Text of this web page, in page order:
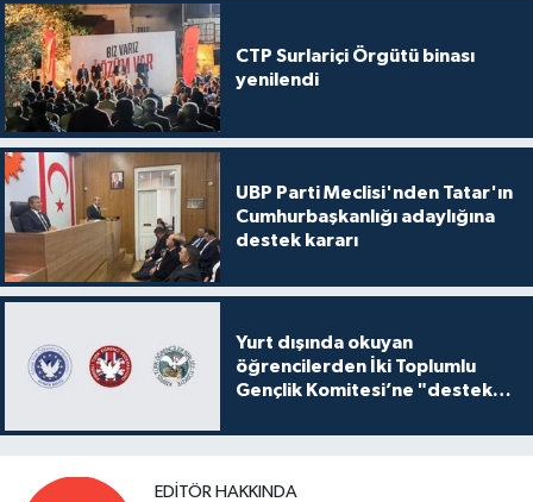
CTP Surlariçi Örgütü binası
yenilendi
UBP Parti Meclisi'nden Tatar'ın
Cumhurbaşkanlığı adaylığına
destek kararı
Yurt dışında okuyan
öğrencilerden İki Toplumlu
Gençlik Komitesi’ne "destek
EDITÖR HAKKINDA